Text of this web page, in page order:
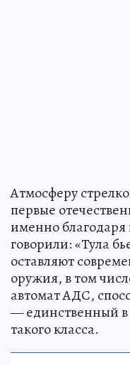
Атмосферу
первые
именно
говорили: «Тула
оставляют
оружия, в том
автомат АДС,
— единственный
такого класса.